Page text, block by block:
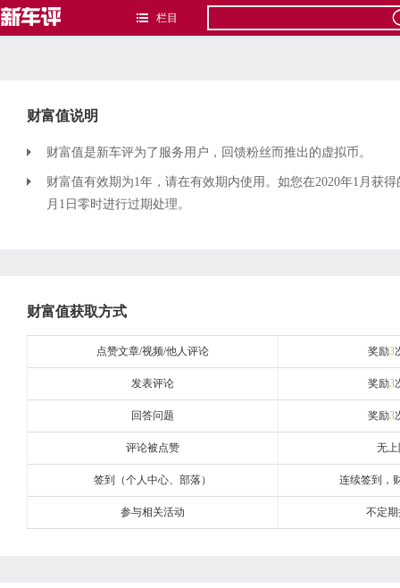
栏目
财富值说明
财富值是新车评为了服务用户，回馈粉丝而推出的虚拟币。
财富值有效期为1年，请在有效期内使用。如您在2020年1月获
月1日零时进行过期处理。
财富值获取方式
点赞文章/视频/他人评论 奖励3
发表评论 奖励3
回答问题 奖励3
评论被点赞 无
签到（个人中心、部落） 连续签到，
参与相关活动 不定